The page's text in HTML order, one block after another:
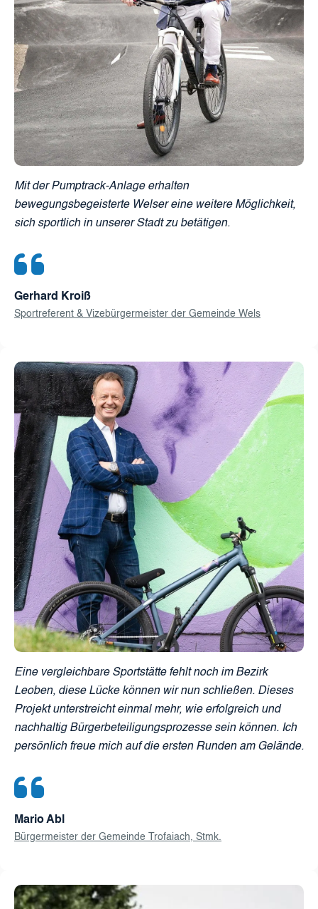
Gerhard Kroiß
Sportreferent & Vizebürgermeister der Gemeinde Wels
Mit der Pumptrack-Anlage erhalten
bewegungsbegeisterte Welser eine weitere Möglichkeit,
sich sportlich in unserer Stadt zu betätigen.
Mario Abl
Bürgermeister der Gemeinde Trofaiach, Stmk.
Eine vergleichbare Sportstätte fehlt noch im Bezirk
Leoben, diese Lücke können wir nun schließen. Dieses
Projekt unterstreicht einmal mehr, wie erfolgreich und
nachhaltig Bürgerbeteiligungsprozesse sein können. Ich
persönlich freue mich auf die ersten Runden am Gelände.